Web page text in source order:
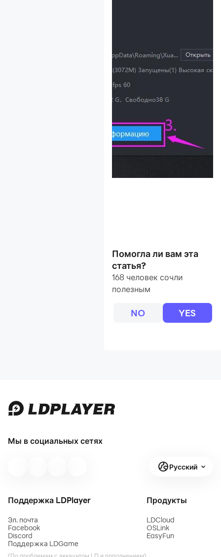
Помогла ли вам эта
статья?
168 человек сочли
полезным
NO YES
Мы в социальных сетях
Русский
Поддержка LDPlayer
Эл. почта
Facebook
Discord
Поддержка LDGame
Продукты
LDCloud
OSLink
EasyFun